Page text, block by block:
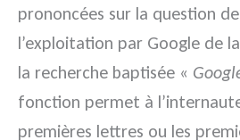
prononcées sur la question
l’exploitation par Google de
la recherche baptisée «
fonction permet à
premières lettres ou les